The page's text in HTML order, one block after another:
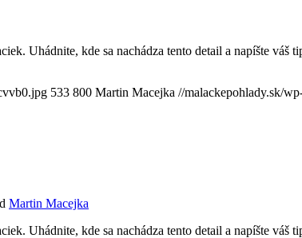
Uhádnite, kde sa nachádza tento detail a napíšte váš
533 800 Martin Macejka //malackepohlady.sk/
Martin Macejka
Uhádnite, kde sa nachádza tento detail a napíšte váš